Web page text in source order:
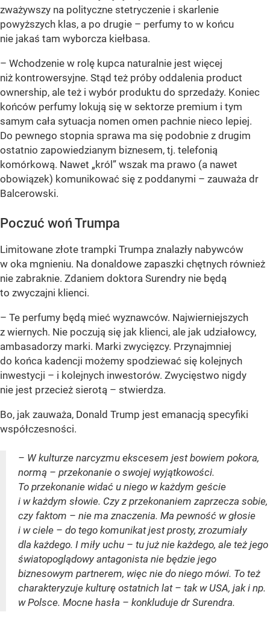
zważywszy na polityczne stetryczenie i skarlenie
powyższych klas, a po drugie – perfumy to w końcu
nie jakaś tam wyborcza kiełbasa.
– Wchodzenie w rolę kupca naturalnie jest więcej
niż kontrowersyjne. Stąd też próby oddalenia product
ownership, ale też i wybór produktu do sprzedaży. Koniec
końców perfumy lokują się w sektorze premium i tym
samym cała sytuacja nomen omen pachnie nieco lepiej.
Do pewnego stopnia sprawa ma się podobnie z drugim
ostatnio zapowiedzianym biznesem, tj. telefonią
komórkową. Nawet „król” wszak ma prawo (a nawet
obowiązek) komunikować się z poddanymi – zauważa dr
Balcerowski.
Poczuć woń Trumpa
Limitowane złote trampki Trumpa znalazły nabywców
w oka mgnieniu. Na donaldowe zapaszki chętnych również
nie zabraknie. Zdaniem doktora Surendry nie będą
to zwyczajni klienci.
– Te perfumy będą mieć wyznawców. Najwierniejszych
z wiernych. Nie poczują się jak klienci, ale jak udziałowcy,
ambasadorzy marki. Marki zwycięzcy. Przynajmniej
do końca kadencji możemy spodziewać się kolejnych
inwestycji – i kolejnych inwestorów. Zwycięstwo nigdy
nie jest przecież sierotą – stwierdza.
Bo, jak zauważa, Donald Trump jest emanacją specyfiki
współczesności.
– W kulturze narcyzmu ekscesem jest bowiem pokora,
normą – przekonanie o swojej wyjątkowości.
To przekonanie widać u niego w każdym geście
i w każdym słowie. Czy z przekonaniem zaprzecza sobie,
czy faktom – nie ma znaczenia. Ma pewność w głosie
i w ciele – do tego komunikat jest prosty, zrozumiały
dla każdego. I miły uchu – tu już nie każdego, ale też jego
światopoglądowy antagonista nie będzie jego
biznesowym partnerem, więc nie do niego mówi. To też
charakteryzuje kulturę ostatnich lat – tak w USA, jak i np.
w Polsce. Mocne hasła – konkluduje dr Surendra.